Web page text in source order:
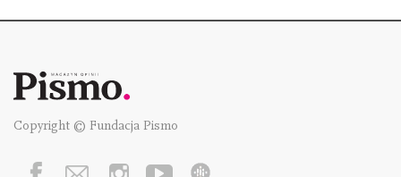
Copyright © Fundacja Pismo